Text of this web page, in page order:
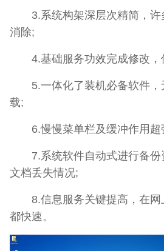
3.系统构架深层次精简，许
消除;
4.基础服务功效完成修改，
5.一体化了装机必备软件，
载;
6.慢慢菜单栏及缓冲作用超
7.系统软件自动式进行备份
文档丢失情况;
8.信息服务关键提高，在网
都快速。